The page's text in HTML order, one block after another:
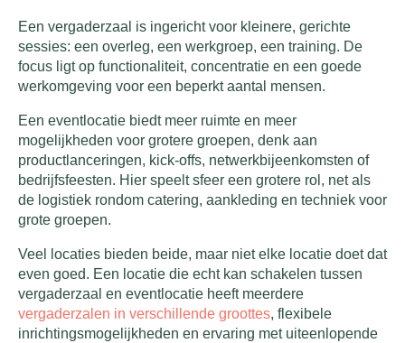
Een vergaderzaal is ingericht voor kleinere, gerichte
sessies: een overleg, een werkgroep, een training. De
focus ligt op functionaliteit, concentratie en een goede
werkomgeving voor een beperkt aantal mensen.
Een eventlocatie biedt meer ruimte en meer
mogelijkheden voor grotere groepen, denk aan
productlanceringen, kick-offs, netwerkbijeenkomsten of
bedrijfsfeesten. Hier speelt sfeer een grotere rol, net als
de logistiek rondom catering, aankleding en techniek voor
grote groepen.
Veel locaties bieden beide, maar niet elke locatie doet dat
even goed. Een locatie die echt kan schakelen tussen
vergaderzaal en eventlocatie heeft meerdere
vergaderzalen in verschillende groottes, flexibele
inrichtingsmogelijkheden en ervaring met uiteenlopende